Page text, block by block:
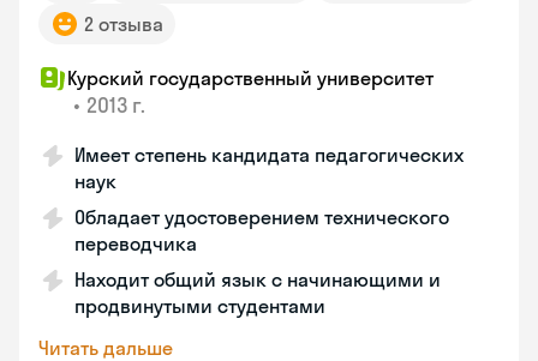
2 отзыва
Курский государственный университет
• 2013 г.
Имеет степень кандидата педагогических
наук
Обладает удостоверением технического
переводчика
Находит общий язык с начинающими и
продвинутыми студентами
Читать дальше